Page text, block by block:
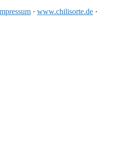
· www.chilisorte.de ·